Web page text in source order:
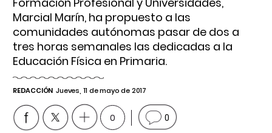
Marcial Marín, ha propuesto a las
comunidades autónomas pasar de dos a
tres horas semanales las dedicadas a la
Educación Física en Primaria.
REDACCIÓN Jueves, 11 de mayo de 2017
0 0